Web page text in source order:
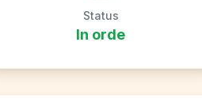
Status
In orde